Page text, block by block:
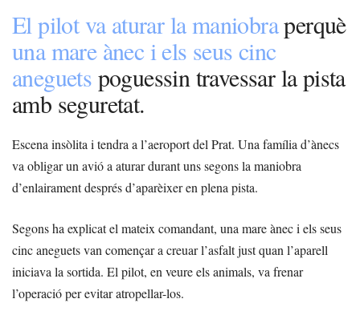
El pilot va aturar la maniobraperquè
una mare ànec i els seus cinc
aneguets poguessin travessar la pista
amb seguretat.
Escena insòlita i tendra a l’aeroport del Prat. Una família d’ànecs
va obligar un avió a aturar durant uns segons la maniobra
d’enlairament després d’aparèixer en plena pista.
Segons ha explicat el mateix comandant, una mare ànec i els seus
cinc aneguets van començar a creuar l’asfalt just quan l’aparell
iniciava la sortida. El pilot, en veure els animals, va frenar
l’operació per evitar atropellar-los.